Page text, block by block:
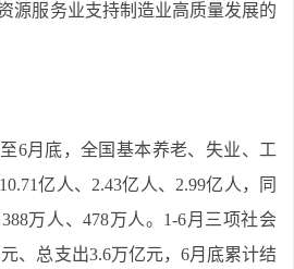
源服务业支持制造业高质量发展的
6月底，全国基本养老、失业、工
亿人、2.43亿人、2.99亿人，同
万人、478万人。1-6月三项社会
、总支出3.6万亿元，6月底累计结